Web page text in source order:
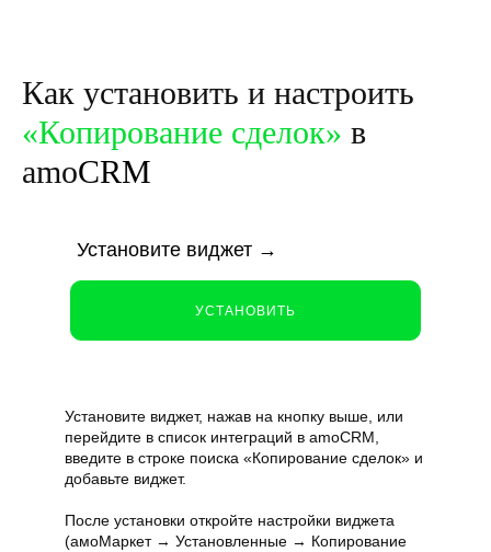
Как установить и настроить
«Копирование сделок» в
amoCRM
Установите виджет →
УСТАНОВИТЬ
Установите виджет, нажав на кнопку выше, или
перейдите в список интеграций в amoCRM,
введите в строке поиска «Копирование сделок» и
добавьте виджет.
После установки откройте настройки виджета
(амоМаркет → Установленные → Копирование